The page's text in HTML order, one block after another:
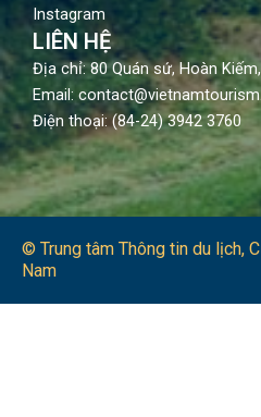
Instagram
LIÊN HỆ
Địa chỉ: 80 Quán sứ, Hoàn
Email:
Điện thoại: (84-24) 3942 3760
© Trung tâm Thông tin du lịch​,
Nam